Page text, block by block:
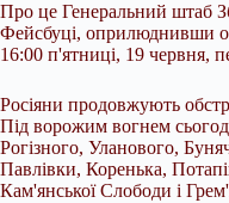
Про це Генеральний штаб
Фейсбуці, оприлюднивши
16:00 п'ятниці, 19 червня,
Росіяни продовжують
Під ворожим вогнем
Рогізного, Уланового,
Павлівки, Коренька,
Кам'янської Слободи і